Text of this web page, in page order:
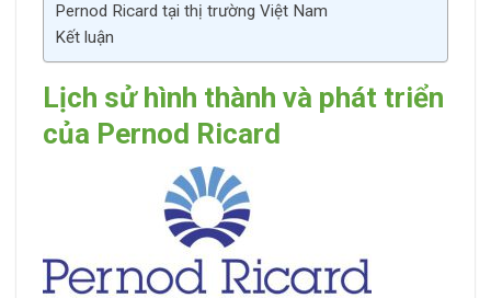
Pernod Ricard tại thị trường Việt Nam
Kết luận
Lịch sử hình thành và phát triển
của Pernod Ricard